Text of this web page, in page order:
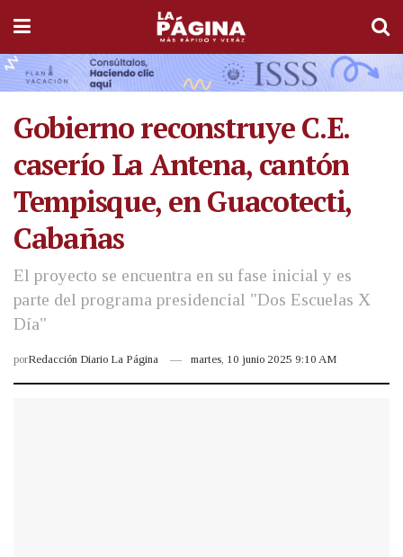
Gobierno reconstruye C.E.
caserío La Antena, cantón
Tempisque, en Guacotecti,
Cabañas
El proyecto se encuentra en su fase inicial y es
parte del programa presidencial "Dos Escuelas X
Día"
porRedacción Diario La Página martes, 10 junio 2025 9:10 AM